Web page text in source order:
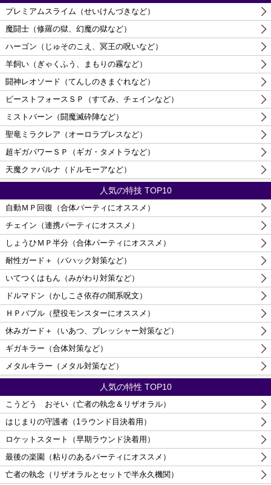
プレミアムスライム（せいけんづきなど）
魔闘士（修羅の獄、幻魔の獄など）
ハーゴン（じゅそのこえ、冥王の呪いなど）
羊飼い（ぎゃくふう、まもりの霧など）
闘神レオソード（てんしのきまぐれなど）
ビーストフォースＳＰ（すてみ、チェインなど）
ミストバーン（闘魔滅砕陣など）
聖竜ミラクレア（オーロラブレスなど）
超ギガパワーＳＰ（ギガ・タメトラなど）
天魔クァバルナ（ドルモーアなど）
人気の特技 TOP10
自動ＭＰ回復（合体パーティにオススメ）
チェイン（連携パーティにオススメ）
しょうひＭＰ半分（合体パーティにオススメ）
耐性ガード＋（バハック対策など）
いてつくはもん（みがわり対策など）
ドルマドン（かしこさ依存の闇系呪文）
ＨＰバブル（壁役モンスターにオススメ）
休みガード＋（いあつ、プレッシャー対策など）
ギガキラー（合体対策など）
メタルキラー（メタル対策など）
人気の特性 TOP10
こうどう おそい（亡者の執念＆リザオラル）
はじまりの守護者（1ラウンド目決着用）
ロケットスタート（早期ラウンド決着用）
最後の楽園（粘りのあるパーティにオススメ）
亡者の執念（リザオラルとセットで半永久機関）